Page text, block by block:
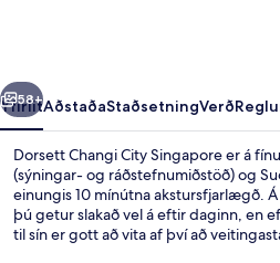
Næsta
58+
YfirlitAðstaðaStaðsetningVerð
Dorsett Changi City Singapore er á
(sýningar- og ráðstefnumiðstöð) og
einungis 10 mínútna akstursfjarlægð.
þú getur slakað vel á eftir daginn, en
til sín er gott að vita af því að